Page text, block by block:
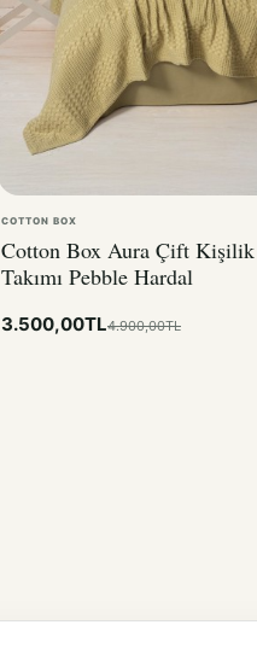
COTTON BOX
Cotton Box Aura Çift
Takımı Pebble Hardal
3.500,00TL4.900,00TL